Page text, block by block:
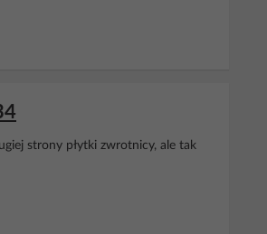
strony płytki zwrotnicy, ale tak